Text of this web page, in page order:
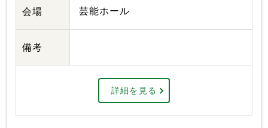
会場 芸能ホール
備考
詳細を見る